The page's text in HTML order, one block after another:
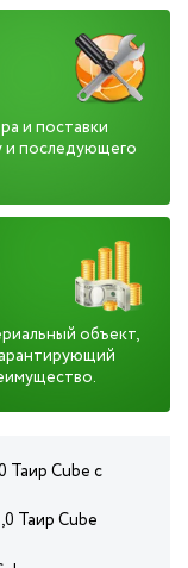
и поставки
и последующего
объект,
Таир Cube с
Таир Cube